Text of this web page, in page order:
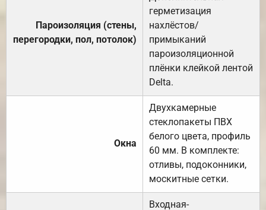
Пароизоляция (стены,
перегородки, пол, потолок)
герметизация
нахлёстов/
примыканий
пароизоляционной
плёнки клейкой лентой
Delta.
Окна
Двухкамерные
стеклопакеты ПВХ
белого цвета, профиль
60 мм. В комплекте:
отливы, подоконники,
москитные сетки.
Входная-